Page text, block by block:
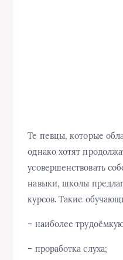
Те певцы, которые
однако хотят
усовершенствовать
навыки, школы
курсов. Такие
– наиболее
– проработка слуха;